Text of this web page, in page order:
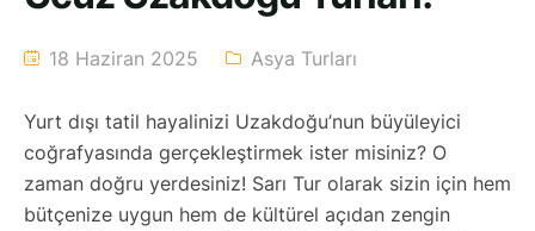
18 Haziran 2025 Asya Turları
Yurt dışı tatil hayalinizi Uzakdoğu’nun büyüleyici
coğrafyasında gerçekleştirmek ister misiniz? O
zaman doğru yerdesiniz! Sarı Tur olarak sizin için hem
bütçenize uygun hem de kültürel açıdan zengin